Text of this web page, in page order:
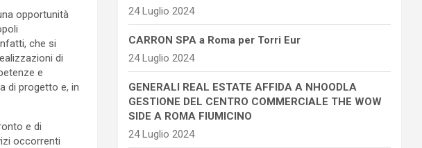
opportunità
che si
di
e
di progetto e, in
e di
occorrenti
24 Luglio 2024
CARRON SPA a Roma per Torri Eur
24 Luglio 2024
GENERALI REAL ESTATE AFFIDA A NHOODLA
GESTIONE DEL CENTRO COMMERCIALE THE WOW
SIDE A ROMA FIUMICINO
24 Luglio 2024